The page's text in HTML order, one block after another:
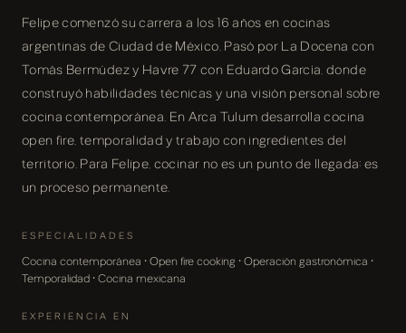
Felipe comenzó su carrera a los 16 años en cocinas
argentinas de Ciudad de México. Pasó por La Docena con
Tomás Bermúdez y Havre 77 con Eduardo García, donde
construyó habilidades técnicas y una visión personal sobre
cocina contemporánea. En Arca Tulum desarrolla cocina
open fire, temporalidad y trabajo con ingredientes del
territorio. Para Felipe, cocinar no es un punto de llegada: es
un proceso permanente.
ESPECIALIDADES
Cocina contemporánea · Open fire cooking · Operación gastronómica ·
Temporalidad · Cocina mexicana
EXPERIENCIA EN